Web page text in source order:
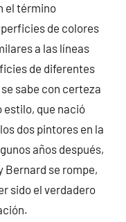
el término
de colores
a las líneas
de diferentes
sabe con certeza
estilo, que nació
dos pintores en la
años después,
Bernard se rompe,
sido el verdadero